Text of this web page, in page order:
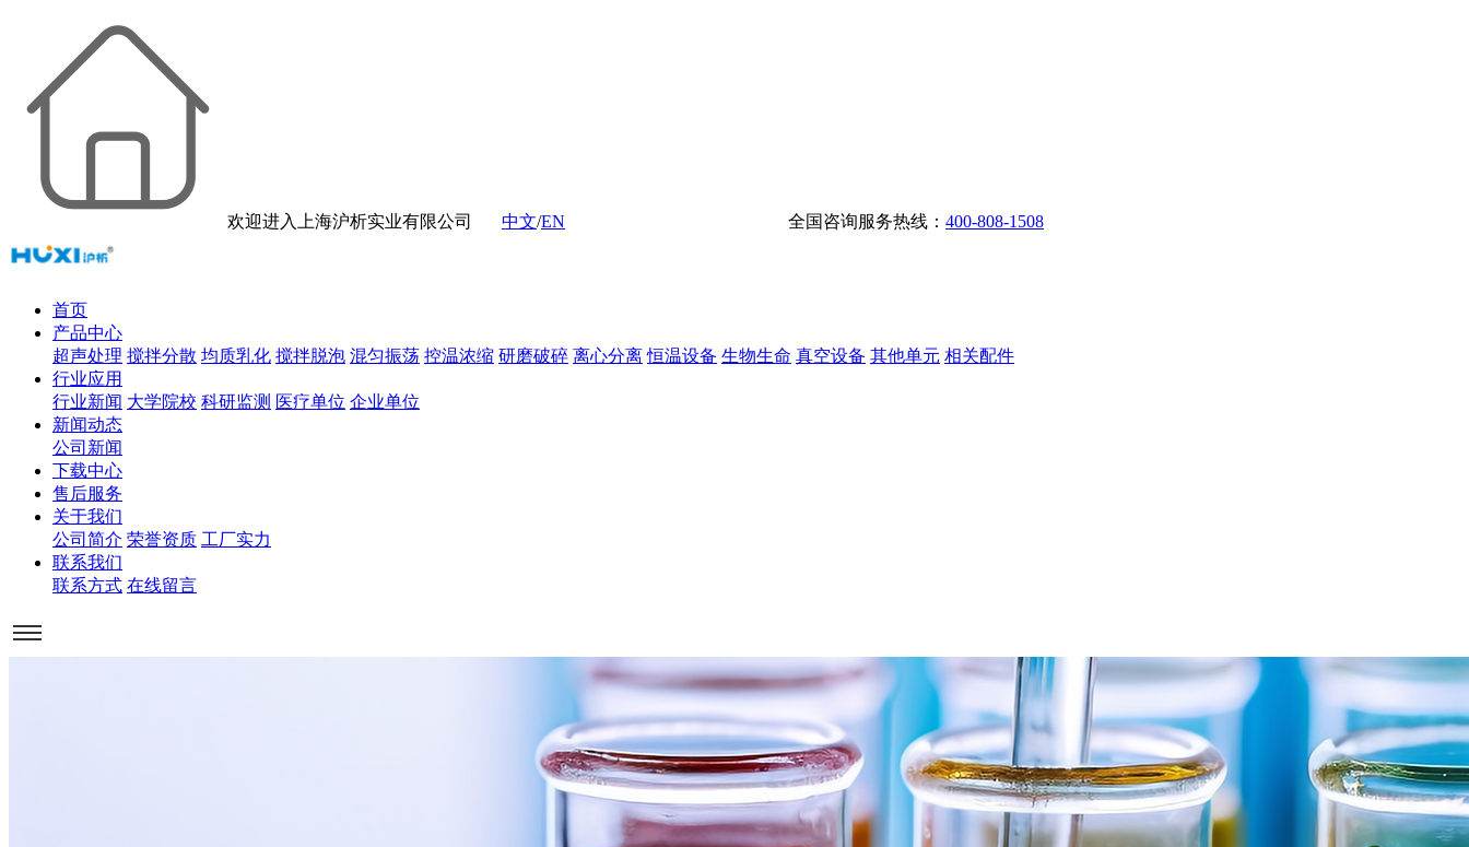
欢迎进入上海沪析实业有限公司 中文/EN 全国咨询服务热线： 400-808-1508
首页
产品中心
超声处理 搅拌分散 均质乳化 搅拌脱泡 混匀振荡 控温浓缩 研磨破碎 离心分离 恒温设备 生物生命 真空设备 其他单元 相关配件
行业应用
行业新闻 大学院校 科研监测 医疗单位 企业单位
新闻动态
公司新闻
下载中心
售后服务
关于我们
公司简介 荣誉资质 工厂实力
联系我们
联系方式 在线留言